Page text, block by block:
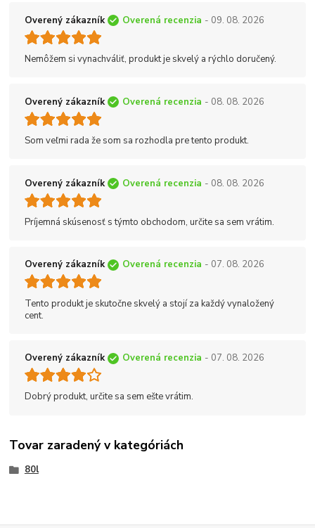
Overený zákazník Overená recenzia - 09. 08. 2026
Nemôžem si vynachváliť, produkt je skvelý a rýchlo doručený.
Overený zákazník Overená recenzia - 08. 08. 2026
Som veľmi rada že som sa rozhodla pre tento produkt.
Overený zákazník Overená recenzia - 08. 08. 2026
Príjemná skúsenosť s týmto obchodom, určite sa sem vrátim.
Overený zákazník Overená recenzia - 07. 08. 2026
Tento produkt je skutočne skvelý a stojí za každý vynaložený
cent.
Overený zákazník Overená recenzia - 07. 08. 2026
Dobrý produkt, určite sa sem ešte vrátim.
Tovar zaradený v kategóriách
80l